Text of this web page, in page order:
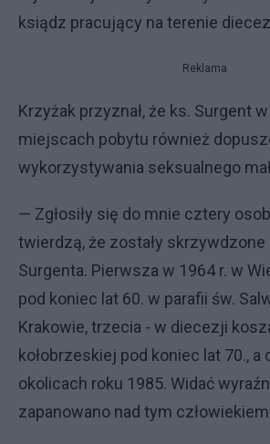
ksiądz pracujący na terenie
Reklama
Krzyżak przyznał, że ks. Surgent
miejscach pobytu również
wykorzystywania seksualnego
— Zgłosiły się do mnie cztery
twierdzą, że zostały skrzywdzone
Surgenta. Pierwsza w 1964 r. w
pod koniec lat 60. w parafii św.
Krakowie, trzecia - w diecezji
kołobrzeskiej pod koniec lat 70., a
okolicach roku 1985. Widać
zapanowano nad tym